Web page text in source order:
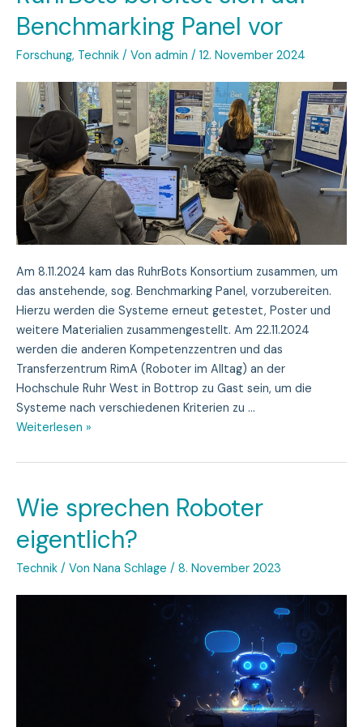
Benchmarking Panel vor
Forschung, Technik / Von admin / 12. November 2024
Am 8.11.2024 kam das RuhrBots Konsortium zusammen, um
das anstehende, sog. Benchmarking Panel, vorzubereiten.
Hierzu werden die Systeme erneut getestet, Poster und
weitere Materialien zusammengestellt. Am 22.11.2024
werden die anderen Kompetenzzentren und das
Transferzentrum RimA (Roboter im Alltag) an der
Hochschule Ruhr West in Bottrop zu Gast sein, um die
Systeme nach verschiedenen Kriterien zu …
RuhrBots
sich
Benchmarking
vor
Weiterlesen »
Wie sprechen Roboter
eigentlich?
Technik / Von Nana Schlage / 8. November 2023